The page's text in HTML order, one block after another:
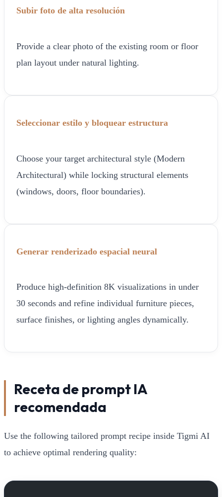
Subir foto de alta resolución
Provide a clear photo of the existing room or floor
plan layout under natural lighting.
Seleccionar estilo y bloquear estructura
Choose your target architectural style (Modern
Architectural) while locking structural elements
(windows, doors, floor boundaries).
Generar renderizado espacial neural
Produce high-definition 8K visualizations in under
30 seconds and refine individual furniture pieces,
surface finishes, or lighting angles dynamically.
Receta de prompt IA
recomendada
Use the following tailored prompt recipe inside Tigmi AI
to achieve optimal rendering quality: